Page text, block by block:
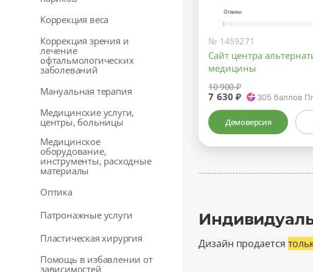
Коррекция веса
Коррекция зрения и
лечение
офтальмологических
заболеваний
Мануальная терапия
Медицинские услуги,
центры, больницы
Медицинское
оборудование,
инструменты, расходные
материалы
Оптика
Патронажные услуги
Пластическая хирургия
Помощь в избавлении от
зависимостей
№ 1459271
Сайт центра
медицины
10 900 ₽
7 630 ₽ 305 баллов
Демоверсия
Дизайн продается